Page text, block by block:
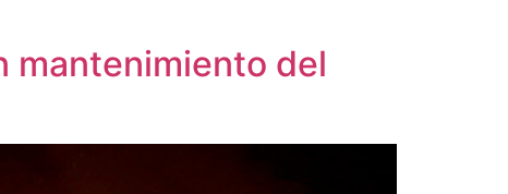
mantenimiento del